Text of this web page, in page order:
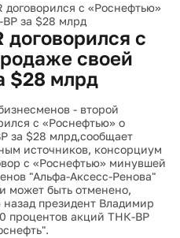
договорился с «Роснефтью»
за $28 млрд
с
своей
$28 млрд
- второй
с «Роснефтью» о
за $28 млрд,сообщает
источников, консорциум
с «Роснефтью» минувшей
"Альфа-Аксесс-Ренова"
может быть отменено,
президент Владимир
процентов акций ТНК-ВР